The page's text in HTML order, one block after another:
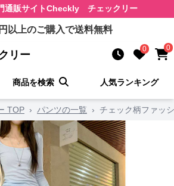
通販サイトCheckly チェックリー
以上のご購入で送料無料
リー 0 0
商品を検索 人気ランキング
TOP › パンツの一覧 › チェック柄ファッ